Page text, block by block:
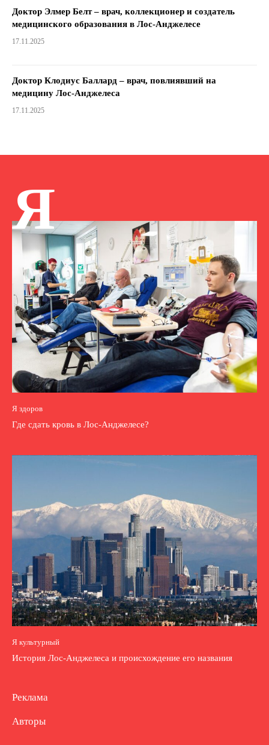
Доктор Элмер Белт – врач, коллекционер и создатель
медицинского образования в Лос-Анджелесе
17.11.2025
Доктор Клодиус Баллард – врач, повлиявший на
медицину Лос-Анджелеса
17.11.2025
Я
Я здоров
Где сдать кровь в Лос-Анджелесе?
Я культурный
История Лос-Анджелеса и происхождение его названия
Реклама
Авторы